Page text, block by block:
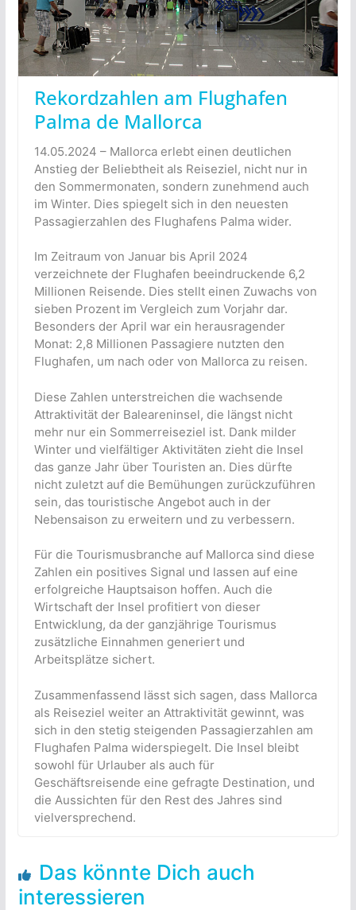
Rekordzahlen am Flughafen
Palma de Mallorca
14.05.2024 – Mallorca erlebt einen deutlichen
Anstieg der Beliebtheit als Reiseziel, nicht nur in
den Sommermonaten, sondern zunehmend auch
im Winter. Dies spiegelt sich in den neuesten
Passagierzahlen des Flughafens Palma wider.
Im Zeitraum von Januar bis April 2024
verzeichnete der Flughafen beeindruckende 6,2
Millionen Reisende. Dies stellt einen Zuwachs von
sieben Prozent im Vergleich zum Vorjahr dar.
Besonders der April war ein herausragender
Monat: 2,8 Millionen Passagiere nutzten den
Flughafen, um nach oder von Mallorca zu reisen.
Diese Zahlen unterstreichen die wachsende
Attraktivität der Baleareninsel, die längst nicht
mehr nur ein Sommerreiseziel ist. Dank milder
Winter und vielfältiger Aktivitäten zieht die Insel
das ganze Jahr über Touristen an. Dies dürfte
nicht zuletzt auf die Bemühungen zurückzuführen
sein, das touristische Angebot auch in der
Nebensaison zu erweitern und zu verbessern.
Für die Tourismusbranche auf Mallorca sind diese
Zahlen ein positives Signal und lassen auf eine
erfolgreiche Hauptsaison hoffen. Auch die
Wirtschaft der Insel profitiert von dieser
Entwicklung, da der ganzjährige Tourismus
zusätzliche Einnahmen generiert und
Arbeitsplätze sichert.
Zusammenfassend lässt sich sagen, dass Mallorca
als Reiseziel weiter an Attraktivität gewinnt, was
sich in den stetig steigenden Passagierzahlen am
Flughafen Palma widerspiegelt. Die Insel bleibt
sowohl für Urlauber als auch für
Geschäftsreisende eine gefragte Destination, und
die Aussichten für den Rest des Jahres sind
vielversprechend.
Das könnte Dich auch
interessieren